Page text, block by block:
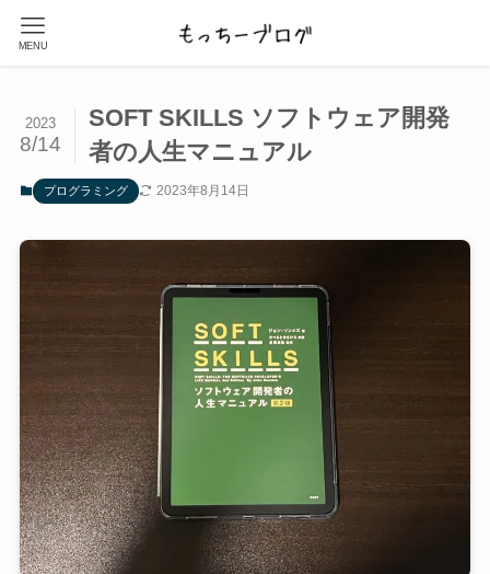
MENU
SOFT SKILLS ソフトウェア開発
者の人生マニュアル
2023
8/14
プログラミング 2023年8月14日